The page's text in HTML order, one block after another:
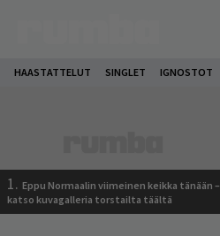
HAASTATTELUT SINGLET IGNOSTOT
1. Eppu Normaalin viimeinen keikka tänään –
katso kuvagalleria torstailta täältä